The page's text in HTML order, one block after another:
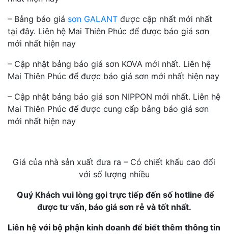
– Bảng báo giá sơn GALANT được cập nhất mới nhất
tại đây. Liên hệ Mai Thiên Phúc để được báo giá sơn
mới nhất hiện nay
– Cập nhật bảng báo giá sơn KOVA mới nhất. Liên hệ
Mai Thiên Phúc để được báo giá sơn mới nhất hiện nay
– Cập nhật bảng báo giá sơn NIPPON mới nhất. Liên hệ
Mai Thiên Phúc để được cung cấp bảng báo giá sơn
mới nhất hiện nay
Giá của nhà sản xuất đưa ra – Có chiết khấu cao đối
với số lượng nhiều
Quý Khách vui lòng gọi trực tiếp đến số hotline để
được tư vấn, báo giá sơn rẻ và tốt nhất.
Liên hệ với bộ phận kinh doanh để biết thêm thông tin